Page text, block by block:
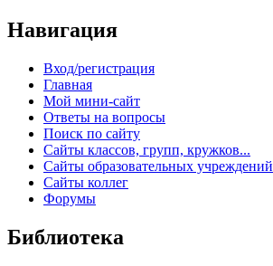
Навигация
Вход/регистрация
Главная
Мой мини-сайт
Ответы на вопросы
Поиск по сайту
Сайты классов, групп, кружков...
Сайты образовательных учреждений
Сайты коллег
Форумы
Библиотека